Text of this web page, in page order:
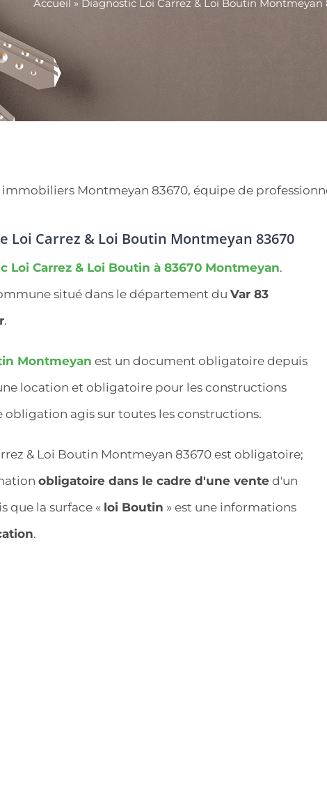
Accueil » Diagnostic Loi Carrez & Loi Boutin Montmeyan
Montmeyan 83670, équipe de
Carrez & Loi Boutin Montmeyan 83670
Loi Carrez & Loi Boutin à 83670 Montmeyan.
situé dans le département du Var 83
.
Montmeyan est un document obligatoire depuis
location et obligatoire pour les constructions
obligation agis sur toutes les constructions.
& Loi Boutin Montmeyan 83670 est obligatoire;
obligatoire dans le cadre d'une vente d'un
que la surface « loi Boutin » est une informations
.